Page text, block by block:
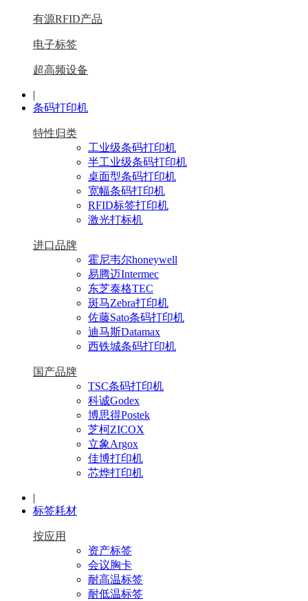
有源RFID产品
电子标签
超高频设备
|
条码打印机
特性归类
工业级条码打印机
半工业级条码打印机
桌面型条码打印机
宽幅条码打印机
RFID标签打印机
激光打标机
进口品牌
霍尼韦尔honeywell
易腾迈Intermec
东芝泰格TEC
斑马Zebra打印机
佐藤Sato条码打印机
迪马斯Datamax
西铁城条码打印机
国产品牌
TSC条码打印机
科诚Godex
博思得Postek
芝柯ZICOX
立象Argox
佳博打印机
芯烨打印机
|
标签耗材
按应用
资产标签
会议胸卡
耐高温标签
耐低温标签